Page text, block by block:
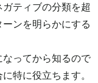
ティブの分類を超
ンを明らかにする
ってから知るので
特に役立ちます。